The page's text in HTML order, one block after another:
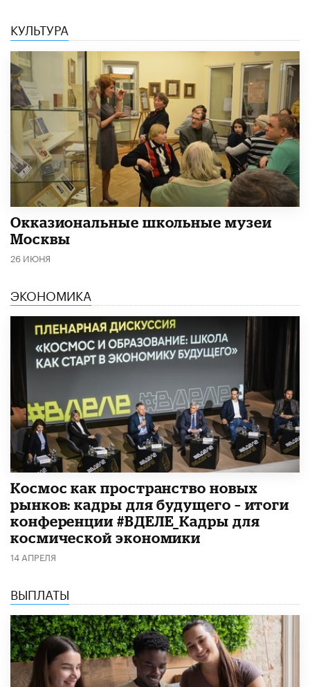
КУЛЬТУРА
​Окказиональные школьные музеи
Москвы
26 ИЮНЯ
ЭКОНОМИКА
Космос как пространство новых
рынков: кадры для будущего – итоги
конференции #ВДЕЛЕ_Кадры для
космической экономики
14 АПРЕЛЯ
ВЫПЛАТЫ